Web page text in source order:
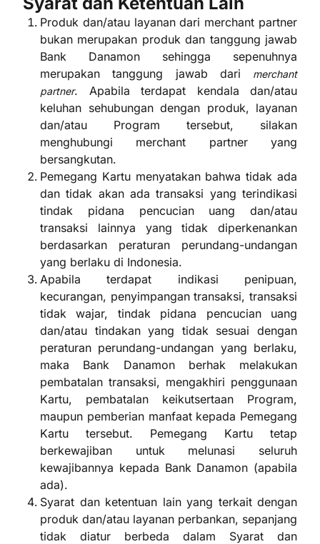
Produk dan/atau layanan dari merchant partner
bukan merupakan produk dan tanggung jawab
Bank Danamon sehingga sepenuhnya
merupakan tanggung jawab dari
merchant
partner. Apabila terdapat kendala dan/atau
keluhan sehubungan dengan produk, layanan
dan/atau Program tersebut, silakan
menghubungi merchant partner yang
bersangkutan.
Pemegang Kartu menyatakan bahwa tidak ada
dan tidak akan ada transaksi yang terindikasi
tindak pidana pencucian uang dan/atau
transaksi lainnya yang tidak diperkenankan
berdasarkan peraturan perundang-undangan
yang berlaku di Indonesia.
Apabila terdapat indikasi penipuan,
kecurangan, penyimpangan transaksi, transaksi
tidak wajar, tindak pidana pencucian uang
dan/atau tindakan yang tidak sesuai dengan
peraturan perundang-undangan yang berlaku,
maka Bank Danamon berhak melakukan
pembatalan transaksi, mengakhiri penggunaan
Kartu, pembatalan keikutsertaan Program,
maupun pemberian manfaat kepada Pemegang
Kartu tersebut. Pemegang Kartu tetap
berkewajiban untuk melunasi seluruh
kewajibannya kepada Bank Danamon (apabila
ada).
Syarat dan ketentuan lain yang terkait dengan
produk dan/atau layanan perbankan, sepanjang
tidak diatur berbeda dalam Syarat dan